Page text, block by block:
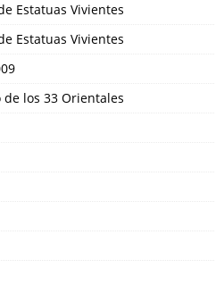
Estatuas Vivientes
Estatuas Vivientes
de los 33 Orientales